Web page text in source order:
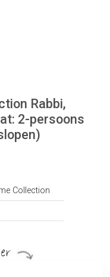
Rabbi,
2-persoons
Collection